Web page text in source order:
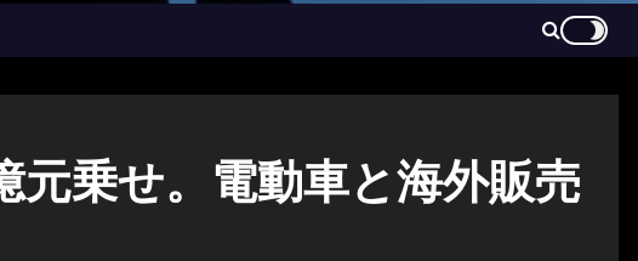
乗せ。電動車と海外販売